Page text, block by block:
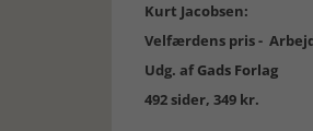
Kurt Jacobsen:
Velfærdens pris -
Udg. afGads Forlag
492 sider, 349 kr.